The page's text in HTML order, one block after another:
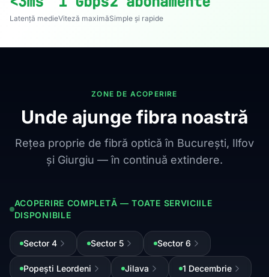
Latență medieViteză maximăSimple și rapide
ZONE DE ACOPERIRE
Unde ajunge fibra noastră
Rețea proprie de fibră optică în București, Ilfov
și Giurgiu — în continuă extindere.
ACOPERIRE COMPLETĂ — TOATE SERVICIILE
DISPONIBILE
Sector 4 Sector 5 Sector 6
Popești Leordeni Jilava 1 Decembrie